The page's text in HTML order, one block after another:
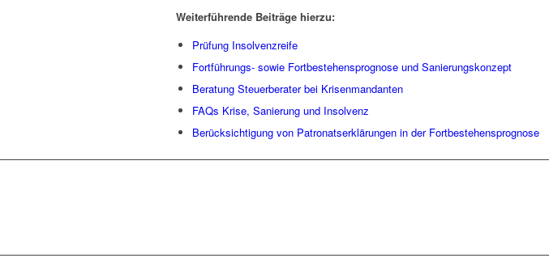
Weiterführende Beiträge hierzu:
Prüfung Insolvenzreife
Fortführungs- sowie Fortbestehensprognose und Sanierungskonzept
Beratung Steuerberater bei Krisenmandanten
FAQs Krise, Sanierung und Insolvenz
Berücksichtigung von Patronatserklärungen in der Fortbestehensprognose